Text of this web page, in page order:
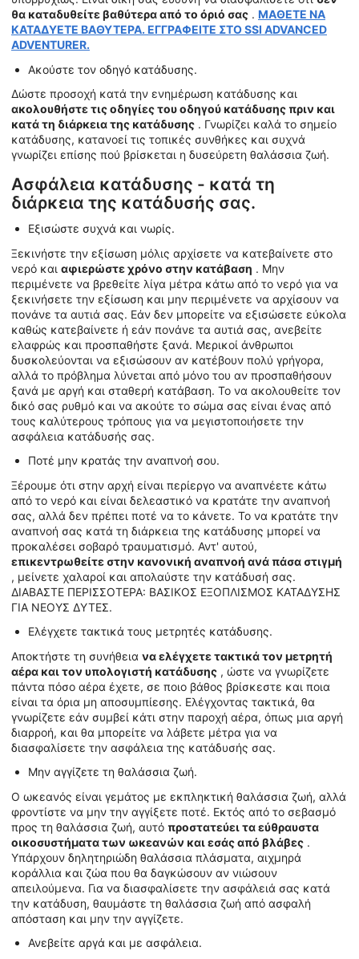
θα καταδυθείτε βαθύτερα από το όριό σας . ΜΑΘΕΤΕ ΝΑ
ΚΑΤΑΔΥΕΤΕ ΒΑΘΥΤΕΡΑ. ΕΓΓΡΑΦΕΙΤΕ ΣΤΟ SSI ADVANCED
ADVENTURER.
Ακούστε τον οδηγό κατάδυσης.
Δώστε προσοχή κατά την ενημέρωση κατάδυσης και
ακολουθήστε τις οδηγίες του οδηγού κατάδυσης πριν και
κατά τη διάρκεια της κατάδυσης . Γνωρίζει καλά το σημείο
κατάδυσης, κατανοεί τις τοπικές συνθήκες και συχνά
γνωρίζει επίσης πού βρίσκεται η δυσεύρετη θαλάσσια ζωή.
Ασφάλεια κατάδυσης - κατά τη
διάρκεια της κατάδυσής σας.
Εξισώστε συχνά και νωρίς.
Ξεκινήστε την εξίσωση μόλις αρχίσετε να κατεβαίνετε στο
νερό και αφιερώστε χρόνο στην κατάβαση . Μην
περιμένετε να βρεθείτε λίγα μέτρα κάτω από το νερό για να
ξεκινήσετε την εξίσωση και μην περιμένετε να αρχίσουν να
πονάνε τα αυτιά σας. Εάν δεν μπορείτε να εξισώσετε εύκολα
καθώς κατεβαίνετε ή εάν πονάνε τα αυτιά σας, ανεβείτε
ελαφρώς και προσπαθήστε ξανά. Μερικοί άνθρωποι
δυσκολεύονται να εξισώσουν αν κατέβουν πολύ γρήγορα,
αλλά το πρόβλημα λύνεται από μόνο του αν προσπαθήσουν
ξανά με αργή και σταθερή κατάβαση. Το να ακολουθείτε τον
δικό σας ρυθμό και να ακούτε το σώμα σας είναι ένας από
τους καλύτερους τρόπους για να μεγιστοποιήσετε την
ασφάλεια κατάδυσής σας.
Ποτέ μην κρατάς την αναπνοή σου.
Ξέρουμε ότι στην αρχή είναι περίεργο να αναπνέετε κάτω
από το νερό και είναι δελεαστικό να κρατάτε την αναπνοή
σας, αλλά δεν πρέπει ποτέ να το κάνετε. Το να κρατάτε την
αναπνοή σας κατά τη διάρκεια της κατάδυσης μπορεί να
προκαλέσει σοβαρό τραυματισμό. Αντ' αυτού,
επικεντρωθείτε στην κανονική αναπνοή ανά πάσα στιγμή
, μείνετε χαλαροί και απολαύστε την κατάδυσή σας.
ΔΙΑΒΑΣΤΕ ΠΕΡΙΣΣΟΤΕΡΑ: ΒΑΣΙΚΟΣ ΕΞΟΠΛΙΣΜΟΣ ΚΑΤΑΔΥΣΗΣ
ΓΙΑ ΝΕΟΥΣ ΔΥΤΕΣ.
Ελέγχετε τακτικά τους μετρητές κατάδυσης.
Αποκτήστε τη συνήθεια να ελέγχετε τακτικά τον μετρητή
αέρα και τον υπολογιστή κατάδυσης , ώστε να γνωρίζετε
πάντα πόσο αέρα έχετε, σε ποιο βάθος βρίσκεστε και ποια
είναι τα όρια μη αποσυμπίεσης. Ελέγχοντας τακτικά, θα
γνωρίζετε εάν συμβεί κάτι στην παροχή αέρα, όπως μια αργή
διαρροή, και θα μπορείτε να λάβετε μέτρα για να
διασφαλίσετε την ασφάλεια της κατάδυσής σας.
Μην αγγίζετε τη θαλάσσια ζωή.
Ο ωκεανός είναι γεμάτος με εκπληκτική θαλάσσια ζωή, αλλά
φροντίστε να μην την αγγίξετε ποτέ. Εκτός από το σεβασμό
προς τη θαλάσσια ζωή, αυτό προστατεύει τα εύθραυστα
οικοσυστήματα των ωκεανών και εσάς από βλάβες .
Υπάρχουν δηλητηριώδη θαλάσσια πλάσματα, αιχμηρά
κοράλλια και ζώα που θα δαγκώσουν αν νιώσουν
απειλούμενα. Για να διασφαλίσετε την ασφάλειά σας κατά
την κατάδυση, θαυμάστε τη θαλάσσια ζωή από ασφαλή
απόσταση και μην την αγγίζετε.
Ανεβείτε αργά και με ασφάλεια.